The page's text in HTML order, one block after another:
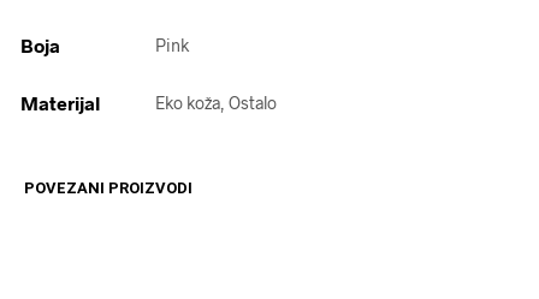
Boja Pink
Materijal Eko koža, Ostalo
POVEZANI PROIZVODI